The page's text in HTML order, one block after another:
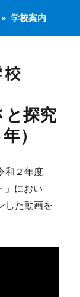
学校案内
探究
）
和２年度
」におい
した動画を